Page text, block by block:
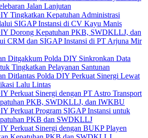
Jalan Lanjutan
Tingkatkan Kepatuhan Administrasi
SIGAP Instansi di CV Kayu Manis
Dorong Kepatuhan PKB, SWDKLLJ, dan
CRM dan SIGAP Instansi di PT Arjuna Mir
Ditgakkum Polda DIY Sinkronkan Data
Tingkatkan Pelayanan Santunan
Ditlantas Polda DIY Perkuat Sinergi Lewat
Lalu Lintas
Perkuat Sinergi dengan PT Astro Transport
PKB, SWDKLLJ, dan IWKBU
Perkuat Program SIGAP Instansi untuk
PKB dan SWDKLLJ
Perkuat Sinergi dengan BUKP Playen